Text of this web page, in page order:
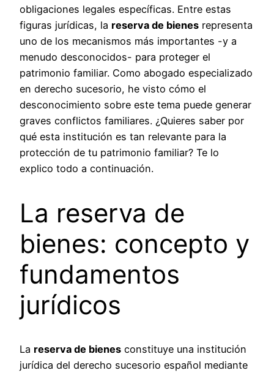
obligaciones legales específicas. Entre estas
figuras jurídicas, la reserva de bienes representa
uno de los mecanismos más importantes -y a
menudo desconocidos- para proteger el
patrimonio familiar. Como abogado especializado
en derecho sucesorio, he visto cómo el
desconocimiento sobre este tema puede generar
graves conflictos familiares. ¿Quieres saber por
qué esta institución es tan relevante para la
protección de tu patrimonio familiar? Te lo
explico todo a continuación.
La reserva de
bienes: concepto y
fundamentos
jurídicos
La reserva de bienes constituye una institución
jurídica del derecho sucesorio español mediante